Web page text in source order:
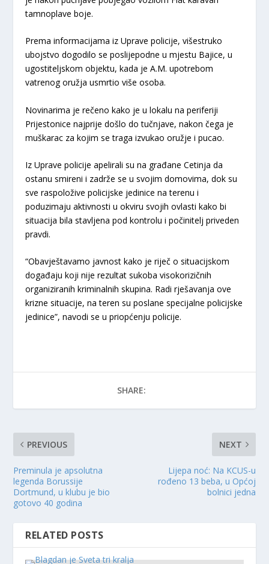
tamnoplave boje.
Prema informacijama iz Uprave policije, višestruko
ubojstvo dogodilo se poslijepodne u mjestu Bajice, u
ugostiteljskom objektu, kada je A.M. upotrebom
vatrenog oružja usmrtio više osoba.
Novinarima je rečeno kako je u lokalu na periferiji
Prijestonice najprije došlo do tučnjave, nakon čega je
muškarac za kojim se traga izvukao oružje i pucao.
Iz Uprave policije apelirali su na građane Cetinja da
ostanu smireni i zadrže se u svojim domovima, dok su
sve raspoložive policijske jedinice na terenu i
poduzimaju aktivnosti u okviru svojih ovlasti kako bi
situacija bila stavljena pod kontrolu i počinitelj priveden
pravdi.
“Obavještavamo javnost kako je riječ o situacijskom
događaju koji nije rezultat sukoba visokorizičnih
organiziranih kriminalnih skupina. Radi rješavanja ove
krizne situacije, na teren su poslane specijalne policijske
jedinice”, navodi se u priopćenju policije.
SHARE:
PREVIOUS
Preminula je apsolutna
legenda Borussije
Dortmund, u klubu je bio
gotovo 40 godina
NEXT
Lijepa noć: Na KCUS-u
rođeno 13 beba, u Općoj
bolnici jedna
RELATED POSTS